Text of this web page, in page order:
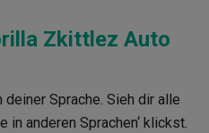
Zkittlez Auto
Sprache. Sieh dir alle
in anderen Sprachen‘ klickst.